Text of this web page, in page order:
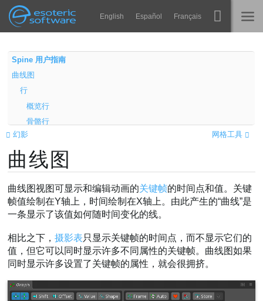
Esoteric Software
Navigation English Español Français
主页
博客
论坛
联系
Spine
运行时
常见问题
马上试用
采购
Main Content
Spine 用户指南
曲线图
行
概览行
骨骼行
属性行
其他行
内容
解锁
锁定
顺序
曲线
重复
曲线类型
网格工具
幻影
曲线图
曲线图视图可显示和编辑动画的关键帧的时间点和值。关键
帧值绘制在Y轴上，时间绘制在X轴上。由此产生的“曲线”是
一条显示了该值如何随时间变化的线。
相比之下，摄影表 只显示关键帧的时间点，而不显示它们的
值，但它可以同时显示许多不同属性的关键帧。曲线图如果
同时显示许多设置了关键帧的属性，就会很拥挤。